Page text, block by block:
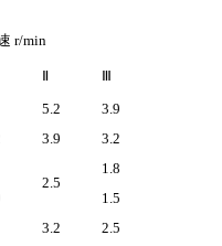
r/min
Ⅱ
Ⅲ
5.2
3.9
3.9
3.2
2.5
1.8
1.5
3.2 2.5